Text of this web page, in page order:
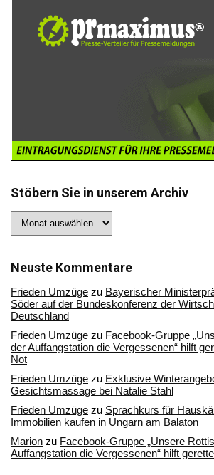
Stöbern Sie in unserem Archiv
Sie
Archiv
Neuste Kommentare
Frieden Umzüge zu Bayerischer
Söder auf der Bundeskonferenz der
Deutschland
Frieden Umzüge zu Facebook-Gruppe
der Auffangstation die Vergessenen“ hilft
Not
Frieden Umzüge zu Exklusive
Gesichtsmassage bei Natalie Stahl
Frieden Umzüge zu Sprachkurs für
Immobilien kaufen in Ungarn am Balaton
Marion zu Facebook-Gruppe „Unsere
Auffangstation die Vergessenen“ hilft